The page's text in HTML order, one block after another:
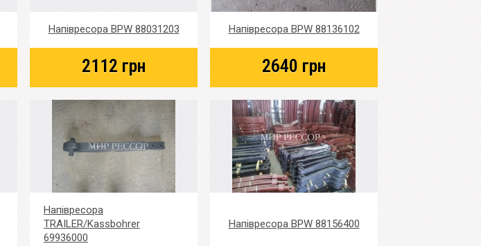
Напівресора BPW 88031203
2112 грн
Напівресора BPW 88136102
2640 грн
Напівресора
TRAILER/Kassbohrer
69936000
Напівресора BPW 88156400